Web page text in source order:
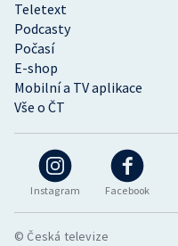
Instagram Facebook
Teletext
Podcasty
Počasí
E-shop
Mobilní a TV aplikace
Vše o ČT
© Česká televize